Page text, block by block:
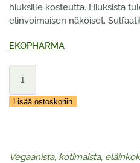
hiuksille kosteutta. Hiuksista
elinvoimaisen näköiset.
EKOPHARMA
Hilla
Kosteuttava
Shampoo
Lisää ostoskoriin
Vegaanista, kotimaista,